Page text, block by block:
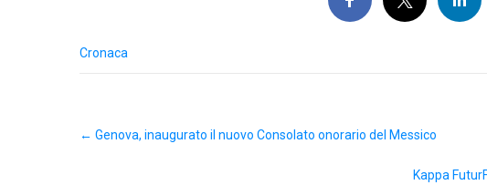
Cronaca
navigation
← Genova, inaugurato il nuovo Consolato onorario del Messico
Kappa